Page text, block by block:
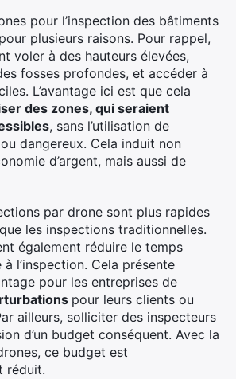
pour l’inspection des bâtiments
plusieurs raisons. Pour rappel,
voler à des hauteurs élevées,
fosses profondes, et accéder à
L’avantage ici est que cela
des zones, qui seraient
, sans l’utilisation de
dangereux. Cela induit non
d’argent, mais aussi de
par drone sont plus rapides
les inspections traditionnelles.
également réduire le temps
à l’inspection. Cela présente
pour les entreprises de
pour leurs clients ou
ailleurs, solliciter des inspecteurs
d’un budget conséquent. Avec la
ce budget est
réduit.